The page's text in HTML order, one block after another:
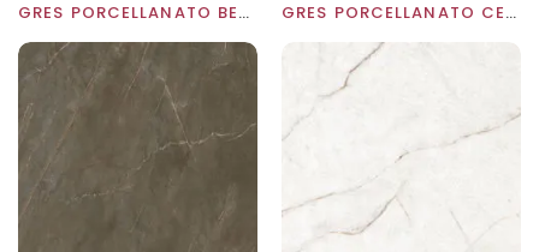
GRES PORCELLANATO BELVEDERE BLACK ASCALE GRES PORCELLANATO CEPPO DI GRE ASCALE